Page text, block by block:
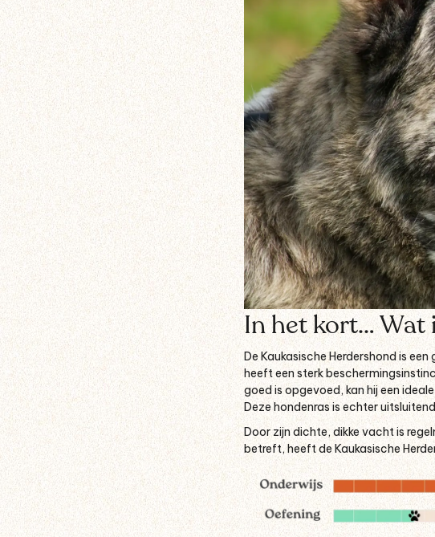
In het kort… Wat
De Kaukasische Herdershond is
heeft een sterk
goed is opgevoed, kan hij een
Deze hondenras is echter
Door zijn dichte, dikke vacht is
betreft, heeft de Kaukasische